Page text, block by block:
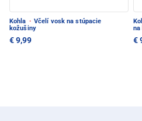
Kohla · Včelí vosk na stúpacie
kožušiny
€ 9,99
na
€